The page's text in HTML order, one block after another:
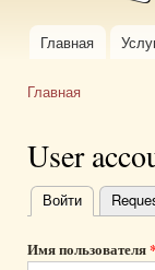
Главное меню
Главная
Главная
User
Главные
вкладки
Войти
Имя пользователя*